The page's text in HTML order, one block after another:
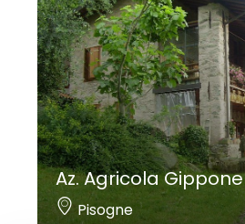
Az. Agricola Gippone
Pisogne